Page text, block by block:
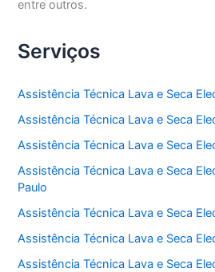
entre outros.
Serviços
Assistência Técnica Lava e Seca
Assistência Técnica Lava e Seca
Assistência Técnica Lava e Seca
Assistência Técnica Lava e Seca
Paulo
Assistência Técnica Lava e Seca
Assistência Técnica Lava e Seca
Assistência Técnica Lava e Seca